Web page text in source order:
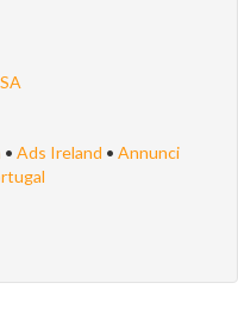
• Ads Ireland • Annunci